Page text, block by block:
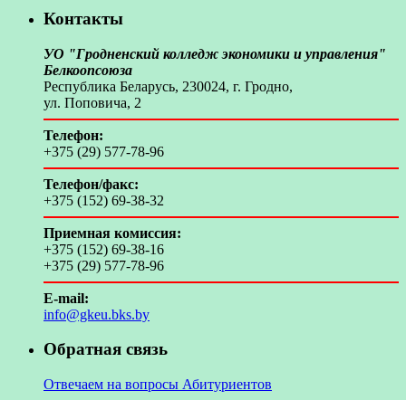
Контакты
УО "Гродненский колледж экономики и управления"
Белкоопсоюза
Республика Беларусь, 230024, г. Гродно,
ул. Поповича, 2
Телефон:
+375 (29) 577-78-96
Телефон/факс:
+375 (152) 69-38-32
Приемная комиссия:
+375 (152) 69-38-16
+375 (29) 577-78-96
E-mail:
info@gkeu.bks.by
Обратная связь
Отвечаем на вопросы Абитуриентов